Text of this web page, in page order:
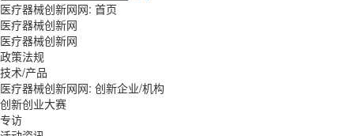
医疗器械创新网网: 首页
医疗器械创新网
医疗器械创新网
政策法规
技术/产品
医疗器械创新网网: 创新企业/机构
创新创业大赛
专访